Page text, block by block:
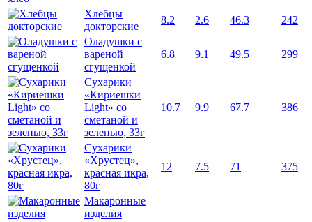
Хлебцы
докторские
8.2 2.6 46.3
242
Оладушки с
вареной
сгущенкой
6.8 9.1 49.5 299
Сухарики
«Кириешки
Light» со
сметаной и
зеленью, 33г
10.7 9.9 67.7 386
Сухарики
«Хрустец»,
красная икра,
80г
12 7.5 71 375
Макаронные
изделия